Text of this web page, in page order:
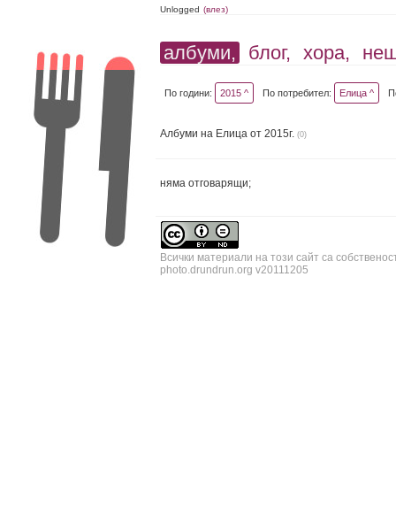
Unlogged (влез)
албуми, блог, хора,
По години: 2015 ^ По потребител: Елица ^
Албуми на Елица от 2015г. (0)
няма отговарящи;
Всички материали на този сайт са
photo.drundrun.org v20111205